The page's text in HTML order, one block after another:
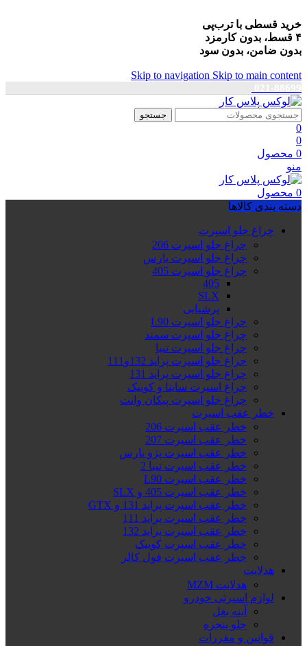
خرید قسطی با ترب‌پی
۴ قسط، بدون کارمزد
بدون ضامن، بدون سود
Skip to navigation Skip to main content
جستجو
0
0
0 محصول
منو
0 محصول
دسته بندی کالاها
چراغ جلو اسپرت
چراغ جلو اسپرت 206
چراغ جلو اسپرت پارس
چراغ جلو اسپرت 405
405
SLX
پرشیایی
چراغ جلو اسپرت L90
چراغ جلو اسپرت سمند
چراغ جلو اسپرت تیبا
چراغ جلو اسپرت پراید 132و111
چراغ جلو اسپرت پراید 131
چراغ اسپرت ساینا و کوییک
چراغ جلو اسپرت پیکان وانت
خطر عقب اسپرت
خطر عقب اسپرت 206
خطر عقب اسپرت 207
خطر عقب اسپرت پژو پارس
خطر عقب اسپرت تیبا 2
خطر عقب اسپرت L90
خطر عقب اسپرت 405 و SLX
خطر عقب اسپرت پراید 131 و GTX
خطر عقب اسپرت پراید 111
خطر عقب اسپرت پراید 132
خطر عقب اسپرت کوییک
خطر عقب اسپرت فول کالر
هدلایت
هدلایت MZM
لوازم اسپرتی خودرو
آینه بغل
جلو پنجره
قوانین و مقررات